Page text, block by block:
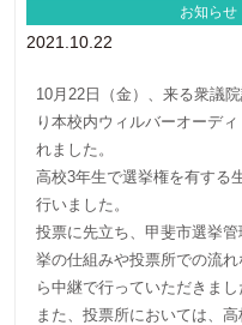
2021.10.22
お知ら
10月22日（金）、来る衆議
り本校内ウィルバーオーデ
れました。
高校3年生で選挙権を有する
行いました。
投票に先立ち、甲斐市選挙
挙の仕組みや投票所での流
ら中継で行っていただきまし
また、投票所においては、